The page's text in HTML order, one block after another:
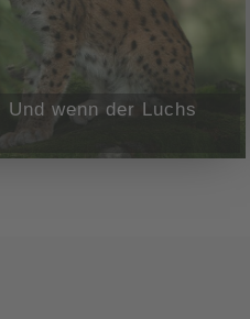
wenn der Luchs